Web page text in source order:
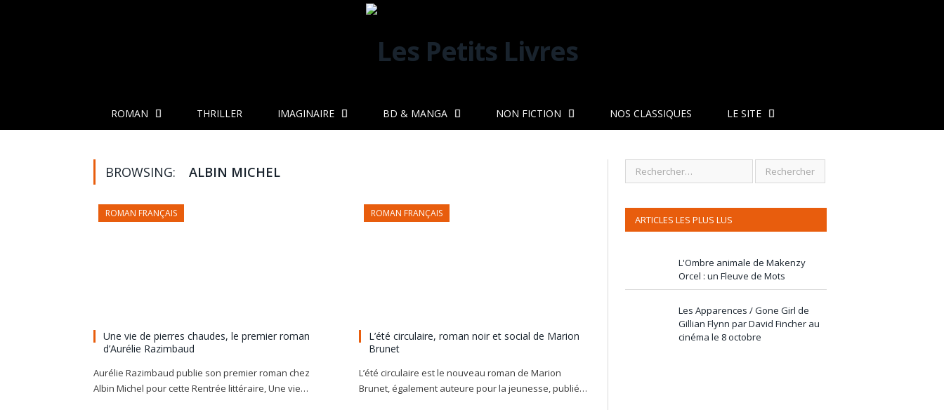
ROMAN THRILLER IMAGINAIRE BD & MANGA NON FICTION NOS CLASSIQUES LE SITE
BROWSING: ALBIN MICHEL
ROMAN FRANÇAIS
Une vie de pierres chaudes, le premier roman
d’Aurélie Razimbaud
Aurélie Razimbaud publie son premier roman chez
Albin Michel pour cette Rentrée littéraire, Une vie…
ROMAN FRANÇAIS
L’été circulaire, roman noir et social de Marion
Brunet
L’été circulaire est le nouveau roman de Marion
Brunet, également auteure pour la jeunesse, publié…
ARTICLES LES PLUS LUS
L'Ombre animale de Makenzy
Orcel : un Fleuve de Mots
Les Apparences / Gone Girl de
Gillian Flynn par David Fincher au
cinéma le 8 octobre